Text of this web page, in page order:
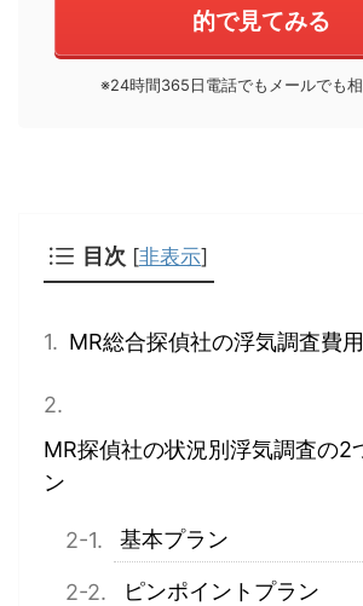
的で見てみる
※24時間365日電話でもメールでも
目次 [非表示]
MR総合探偵社の浮気調査費用
MR探偵社の状況別浮気調査の2
ン
基本プラン
ピンポイントプラン